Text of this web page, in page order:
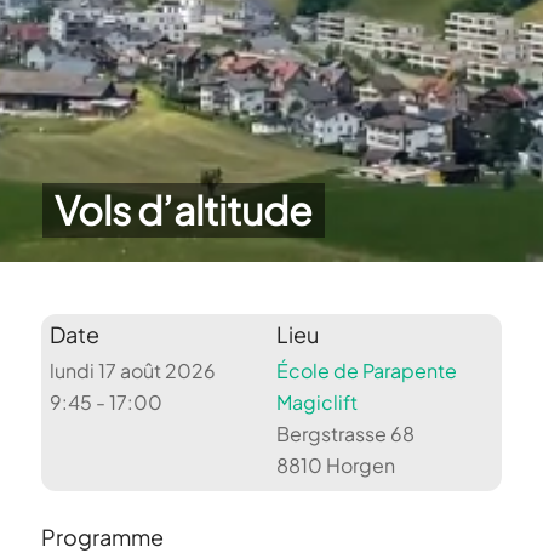
Vols d’altitude
Date
lundi 17 août 2026
9:45 - 17:00
Lieu
École de Parapente
Magiclift
Bergstrasse 68
8810 Horgen
Programme